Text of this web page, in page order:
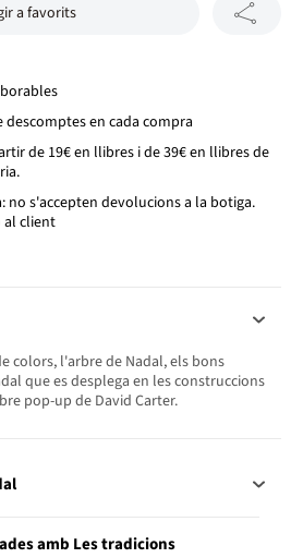
a favorits
descomptes en cada compra
de 19€ en llibres i de 39€ en llibres de
no s'accepten devolucions a la botiga.
al client
colors, l'arbre de Nadal, els bons
que es desplega en les construccions
pop-up de David Carter.
amb Les tradicions